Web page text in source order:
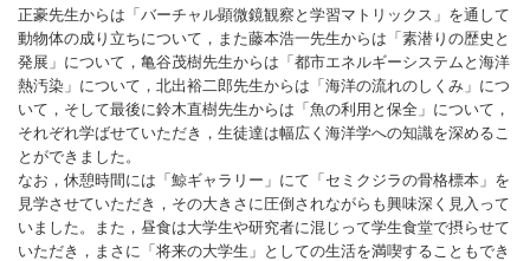
正豪先生からは「バーチャル顕微鏡観察と学習マトリックス」を通して
動物体の成り立ちについて，また藤本浩一先生からは「素潜りの歴史と
発展」について，亀谷茂樹先生からは「都市エネルギーシステムと海洋
熱汚染」について，北出裕二郎先生からは「海洋の流れのしくみ」につ
いて，そして最後に鈴木直樹先生からは「魚の利用と保全」について，
それぞれ学ばせていただき，生徒達は幅広く海洋学への知識を深めるこ
とができました。
なお，休憩時間には「鯨ギャラリー」にて「セミクジラの骨格標本」を
見学させていただき，その大きさに圧倒されながらも興味深く見入って
いました。また，昼食は大学生や研究者に混じって学生食堂で摂らせて
いただき，まさに「将来の大学生」としての生活を満喫することもでき